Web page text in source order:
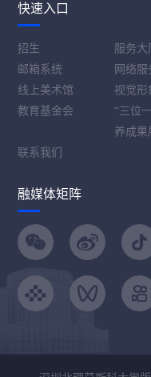
快速入口
招生
服务大
邮箱系统
网络服
线上美术馆
视觉形
教育基金会
“三位
养成果
联系我们
融媒体矩阵